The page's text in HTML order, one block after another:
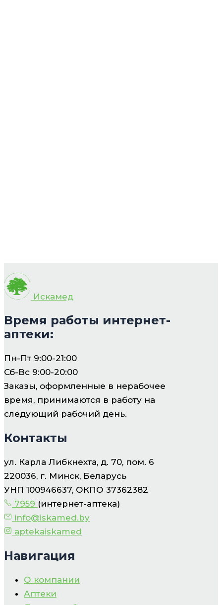
Искамед
Время работы интернет-
аптеки:
Пн-Пт 9:00-21:00
Сб-Вс 9:00-20:00
Заказы, оформленные в нерабочее
время, принимаются в работу на
следующий рабочий день.
Контакты
ул. Карла Либкнехта, д. 70, пом. 6
220036, г. Минск, Беларусь
УНП 100946637, ОКПО 37362382
7959 (интернет-аптека)
info@iskamed.by
aptekaiskamed
Навигация
О компании
Аптеки